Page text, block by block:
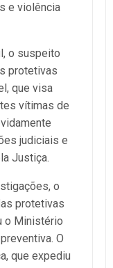
e violência
o suspeito
protetivas
que visa
vítimas de
judiciais e
Justiça.
o
protetivas
o Ministério
O
que expediu